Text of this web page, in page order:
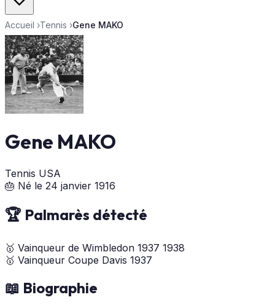
Accueil ›Tennis ›Gene MAKO
Gene MAKO
Tennis USA
🎂 Né le 24 janvier 1916
🏆 Palmarès détecté
🥇 Vainqueur de Wimbledon 1937 1938
🥇 Vainqueur Coupe Davis 1937
📖 Biographie